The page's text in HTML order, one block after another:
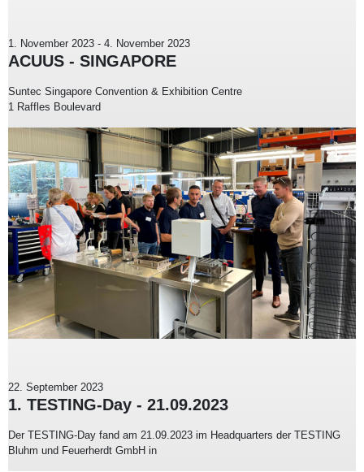
1. November 2023 - 4. November 2023
ACUUS - SINGAPORE
Suntec Singapore Convention & Exhibition Centre
1 Raffles Boulevard
22. September 2023
1. TESTING-Day - 21.09.2023
Der TESTING-Day fand am 21.09.2023 im Headquarters der TESTING
Bluhm und Feuerherdt GmbH in